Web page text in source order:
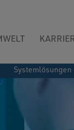
Systemlösungen